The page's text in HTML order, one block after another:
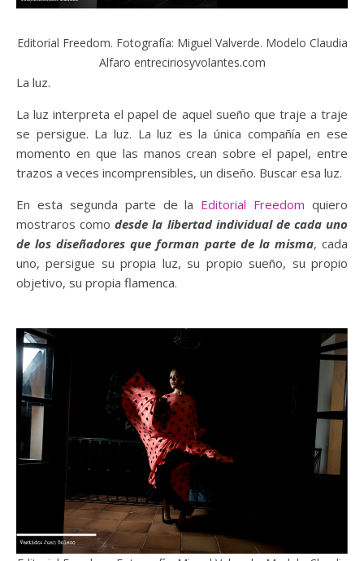
Editorial Freedom. Fotografía: Miguel Valverde. Modelo Claudia
Alfaro entreciriosyvolantes.com
La luz.
La luz interpreta el papel de aquel sueño que traje a traje
se persigue. La luz. La luz es la única compañía en ese
momento en que las manos crean sobre el papel, entre
trazos a veces incomprensibles, un diseño. Buscar esa luz.
En esta segunda parte de la Editorial Freedom quiero
mostraros comodesde la libertad individual de cada uno
de los diseñadores que forman parte de la misma, cada
uno, persigue su propia luz, su propio sueño, su propio
objetivo, su propia flamenca.